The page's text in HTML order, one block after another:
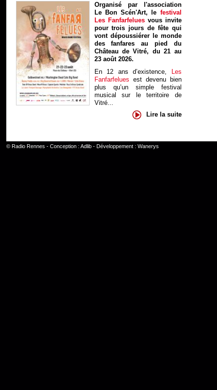
Organisé par l'association
Le Bon Scén'Art, le festival
Les Fanfarfelues vous invite
pour trois jours de fête qui
vont dépoussiérer le monde
des fanfares au pied du
Château de Vitré, du 21 au
23 août 2026.
En 12 ans d’existence, Les
Fanfarfelues est devenu bien
plus qu’un simple festival
musical sur le territoire de
Vitré...
Lire la suite
© Radio Rennes - Conception : Adlib- Développement : Wanerys